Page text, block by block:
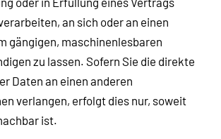
an sich oder an einen
gängigen, maschinenlesbaren
zu lassen. Sofern Sie die direkte
Daten an einen anderen
verlangen, erfolgt dies nur, soweit
ist.